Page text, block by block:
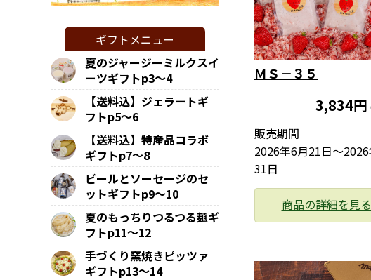
ＭＳ－３５
3,834円
販売期間
2026年6月21日〜
31日
商品の詳細を見る
ギフトメニュー
夏のジャージーミルクスイ
ーツギフトp3～4
【送料込】ジェラートギ
フトp5～6
【送料込】特産品コラボ
ギフトp7～8
ビールとソーセージのセ
ットギフトp9～10
夏のもっちりつるつる麺ギ
フトp11～12
手づくり窯焼きピッツァ
ギフトp13～14